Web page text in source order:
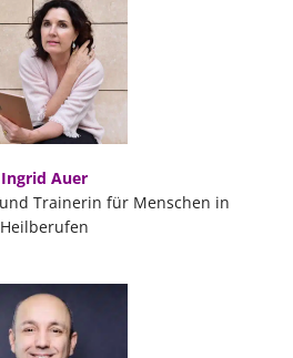
Ingrid Auer
Trainerin für Menschen in
Heilberufen